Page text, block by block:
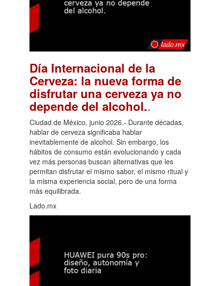
Día Internacional de la
Cerveza: la nueva forma de
disfrutar una cerveza ya no
depende del alcohol..
Ciudad de México, junio 2026.- Durante décadas,
hablar de cerveza significaba hablar
inevitablemente de alcohol. Sin embargo, los
hábitos de consumo están evolucionando y cada
vez más personas buscan alternativas que les
permitan disfrutar el mismo sabor, el mismo ritual y
la misma experiencia social, pero de una forma
más equilibrada.
Lado.mx